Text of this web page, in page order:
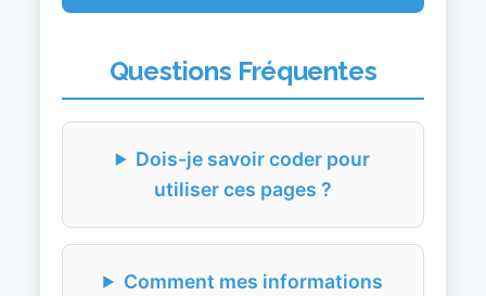
Questions Fréquentes
Dois-je savoir coder pour
utiliser ces pages ?
Comment mes informations